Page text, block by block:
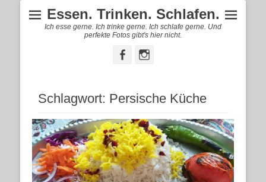
Essen. Trinken. Schlafen.
Ich esse gerne. Ich trinke gerne. Ich schlafe gerne. Und
perfekte Fotos gibt's hier nicht.
FacebookInstagram
Schlagwort: Persische Küche